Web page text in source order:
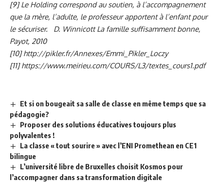
[9]Le Holding correspond au soutien, à l’accompagnement
que la mère, l’adulte, le professeur apportent à l’enfant pour
le sécuriser. D. Winnicott La famille suffisamment bonne,
Payot, 2010
[10] http://pikler.fr/Annexes/Emmi_Pikler_Loczy
[11]https://www.meirieu.com/COURS/L3/textes_cours1.pdf
Et si on bougeait sa salle de classe en même temps que sa
pédagogie?
Proposer des solutions éducatives toujours plus
polyvalentes !
La classe « tout sourire » avec l’ENI Promethean en CE1
bilingue
L’université libre de Bruxelles choisit Kosmos pour
l’accompagner dans sa transformation digitale